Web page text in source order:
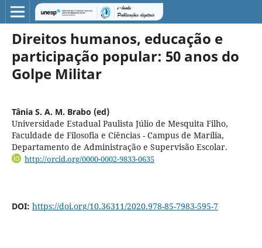
Direitos humanos, educação e
participação popular: 50 anos do
Golpe Militar
Tânia S. A. M. Brabo (ed)
Universidade Estadual Paulista Júlio de Mesquita Filho,
Faculdade de Filosofia e Ciências - Campus de Marília,
Departamento de Administração e Supervisão Escolar.
http://orcid.org/0000-0002-9833-0635
DOI: https://doi.org/10.36311/2020.978-85-7983-595-7